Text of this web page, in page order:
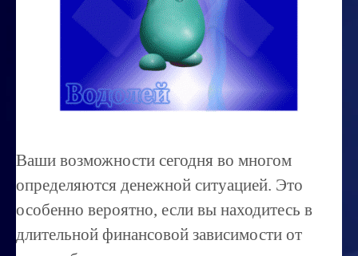
Миссиональность
Королевский гороскоп
Найти идеального партнера
Корректировка характера
Совместимость
ОБУЧЕНИЕ
Занятия по расшифровке снов
Ваши возможности сегодня во многом
определяются денежной ситуацией. Это
особенно вероятно, если вы находитесь в
длительной финансовой зависимости от